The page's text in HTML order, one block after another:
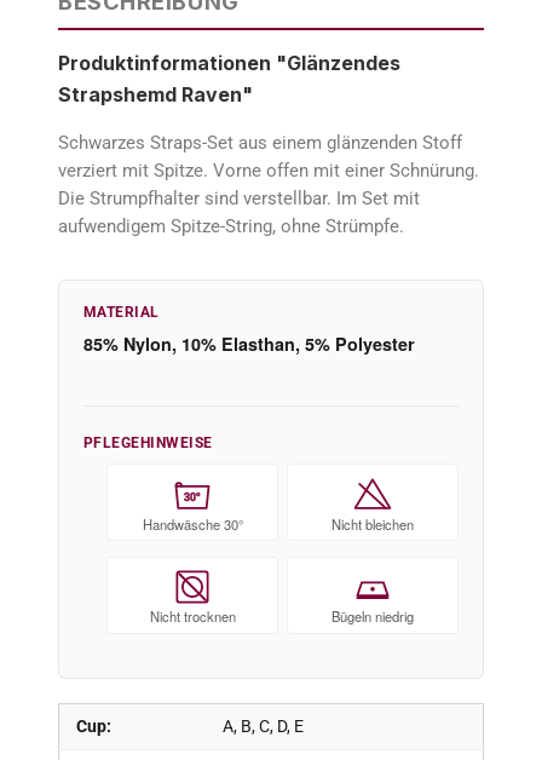
Produktinformationen "Glänzendes
Strapshemd Raven"
Schwarzes Straps-Set aus einem glänzenden Stoff
verziert mit Spitze. Vorne offen mit einer Schnürung.
Die Strumpfhalter sind verstellbar. Im Set mit
aufwendigem Spitze-String, ohne Strümpfe.
Cup: A, B, C, D, E
MATERIAL
85% Nylon, 10% Elasthan, 5% Polyester
PFLEGEHINWEISE
30°
Handwäsche 30° Nicht bleichen
Nicht trocknen Bügeln niedrig